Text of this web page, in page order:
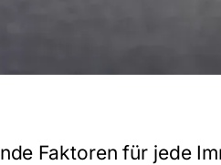
Faktoren für jede